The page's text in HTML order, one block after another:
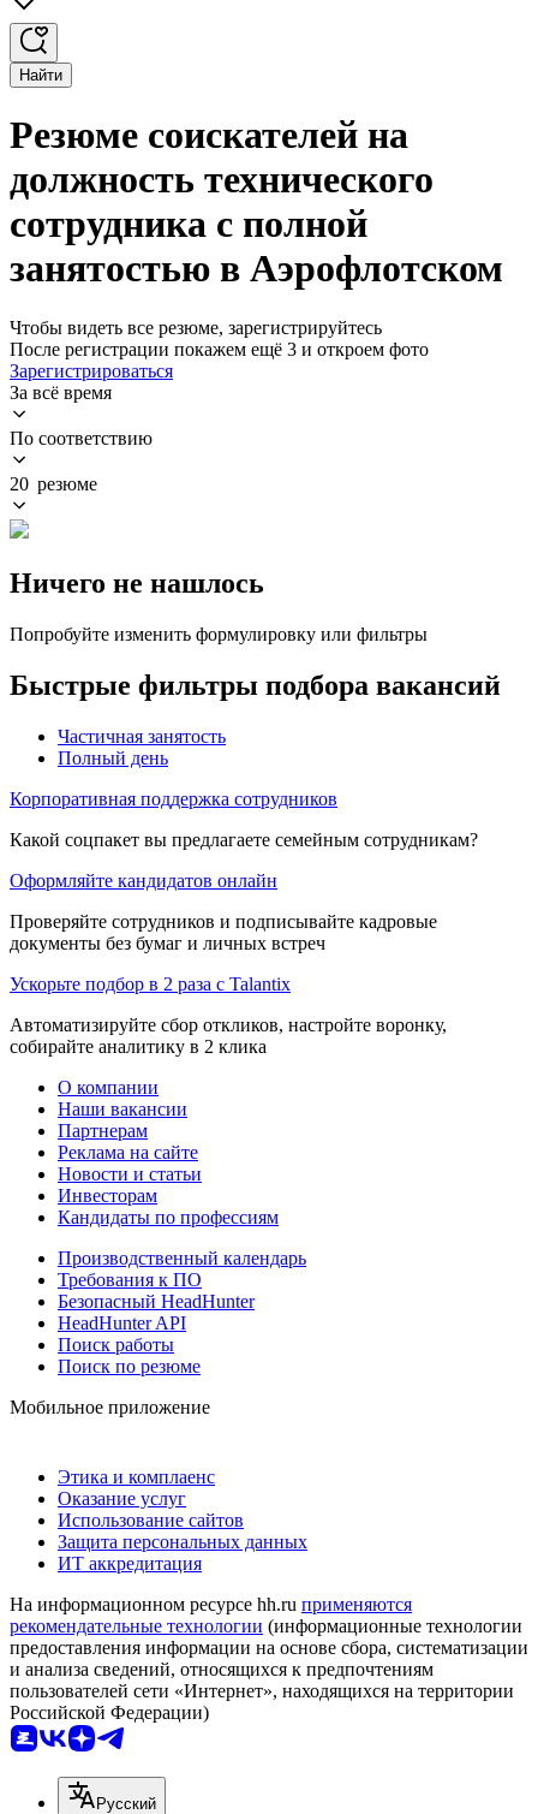
Найти
Резюме соискателей на
должность технического
сотрудника с полной
занятостью в Аэрофлотском
Чтобы видеть все резюме, зарегистрируйтесь
После регистрации покажем ещё 3 и откроем фото
Зарегистрироваться
За всё время
По соответствию
20 резюме
Ничего не нашлось
Попробуйте изменить формулировку или фильтры
Быстрые фильтры подбора вакансий
Частичная занятость
Полный день
Корпоративная поддержка сотрудников
Какой соцпакет вы предлагаете семейным сотрудникам?
Оформляйте кандидатов онлайн
Проверяйте сотрудников и подписывайте кадровые
документы без бумаг и личных встреч
Ускорьте подбор в 2 раза с Talantix
Автоматизируйте сбор откликов, настройте воронку,
собирайте аналитику в 2 клика
О компании
Наши вакансии
Партнерам
Реклама на сайте
Новости и статьи
Инвесторам
Кандидаты по профессиям
Производственный календарь
Требования к ПО
Безопасный HeadHunter
HeadHunter API
Поиск работы
Поиск по резюме
Мобильное приложение
Этика и комплаенс
Оказание услуг
Использование сайтов
Защита персональных данных
ИТ аккредитация
На информационном ресурсе hh.ru применяются
рекомендательные технологии (информационные технологии
предоставления информации на основе сбора, систематизации
и анализа сведений, относящихся к предпочтениям
пользователей сети «Интернет», находящихся на территории
Российской Федерации)
Русский